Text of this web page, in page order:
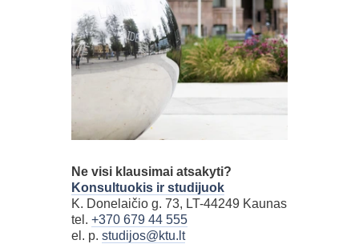
Ne visi klausimai atsakyti?
Konsultuokis ir studijuok
K. Donelaičio g. 73, LT-44249 Kaunas
tel. +370 679 44 555
el. p. studijos@ktu.lt